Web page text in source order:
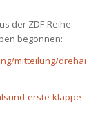
der ZDF-Reihe
begonnen:
mitteilung/
erste-klappe-